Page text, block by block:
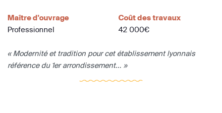
Maître d'ouvrage
Professionnel
Coût des travaux
42 000€
« Modernité et tradition pour cet établissement lyonnais
référence du 1er arrondissement... »